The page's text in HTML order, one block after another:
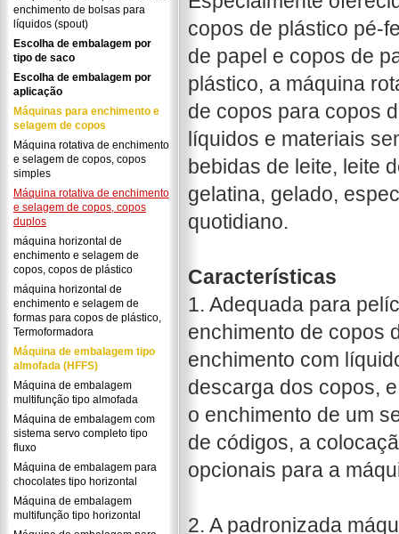
enchimento de bolsas para
líquidos (spout)
Escolha de embalagem por
tipo de saco
Escolha de embalagem por
aplicação
Máquinas para enchimento e
selagem de copos
Máquina rotativa de enchimento
e selagem de copos, copos
simples
Máquina rotativa de enchimento
e selagem de copos, copos
duplos
máquina horizontal de
enchimento e selagem de
copos, copos de plástico
máquina horizontal de
enchimento e selagem de
formas para copos de plástico,
Termoformadora
Máquina de embalagem tipo
almofada (HFFS)
Máquina de embalagem
multifunção tipo almofada
Máquina de embalagem com
sistema servo completo tipo
fluxo
Máquina de embalagem para
chocolates tipo horizontal
Máquina de embalagem
multifunção tipo horizontal
copos de plástico pé-
de papel e copos de
plástico, a máquina
de copos para copos
líquidos e materiais
bebidas de leite, leite
gelatina, gelado,
quotidiano.
Características
1. Adequada para
enchimento de copos
enchimento com
descarga dos copos,
o enchimento de um
de códigos, a
opcionais para a
2. A padronizada